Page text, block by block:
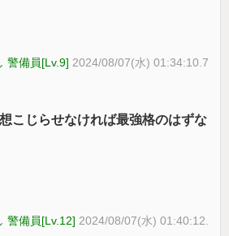
警備員[Lv.9] 2024/08/07(水) 01:34:10.7
こじらせなければ最強格のはずな
警備員[Lv.12] 2024/08/07(水) 01:40:12.